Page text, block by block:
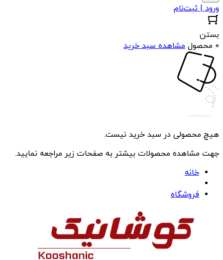
ورود | ثبت‌نام
بستن
0 محصول
مشاهده سبد خرید
هیچ محصولی در سبد خرید نیست.
جهت مشاهده محصولات بیشتر به صفحات زیر مراجعه نمایید.
خانه
فروشگاه